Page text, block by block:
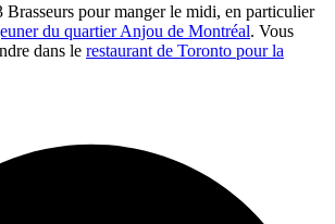
Brasseurs pour manger le midi, en particulier
du quartier Anjou de Montréal. Vous
dans le restaurant de Toronto pour la